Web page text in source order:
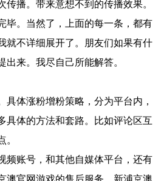
传播。带来意想不到的传播效果。
毕。当然了，上面的每一条，都有
就不详细展开了。朋友们如果有什
出来。我尽自己所能解答。
具体涨粉增粉策略，分为平台内，
具体的方法和套路。比如评论区互
。
频账号，和其他自媒体平台，还有
澳官网游戏的售后服务，新浦京澳